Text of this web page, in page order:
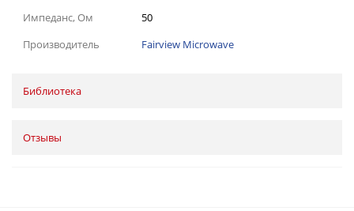
Импеданс, Ом
50
Производитель
Fairview Microwave
Библиотека
Отзывы